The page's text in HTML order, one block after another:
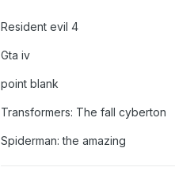
Resident evil 4
Gta iv
point blank
Transformers: The fall cyberton
Spiderman: the amazing